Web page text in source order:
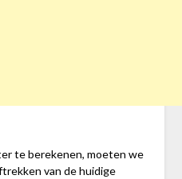
te berekenen, moeten we
van de huidige